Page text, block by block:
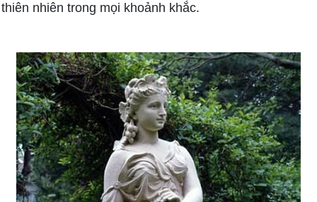
thiên nhiên trong mọi khoảnh khắc.